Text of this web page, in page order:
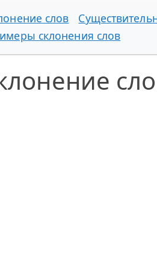
слов
склонения слов